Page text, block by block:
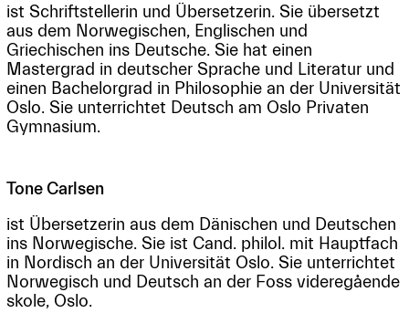
ist Schriftstellerin und Übersetzerin. Sie übersetzt
aus dem Norwegischen, Englischen und
Griechischen ins Deutsche. Sie hat einen
Mastergrad in deutscher Sprache und Literatur und
einen Bachelorgrad in Philosophie an der Universität
Oslo. Sie unterrichtet Deutsch am Oslo Privaten
Gymnasium.
Tone Carlsen
ist Übersetzerin aus dem Dänischen und Deutschen
ins Norwegische. Sie ist Cand. philol. mit Hauptfach
in Nordisch an der Universität Oslo. Sie unterrichtet
Norwegisch und Deutsch an der Foss videregående
skole, Oslo.